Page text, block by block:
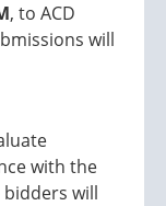
, to ACD
will
with the
will